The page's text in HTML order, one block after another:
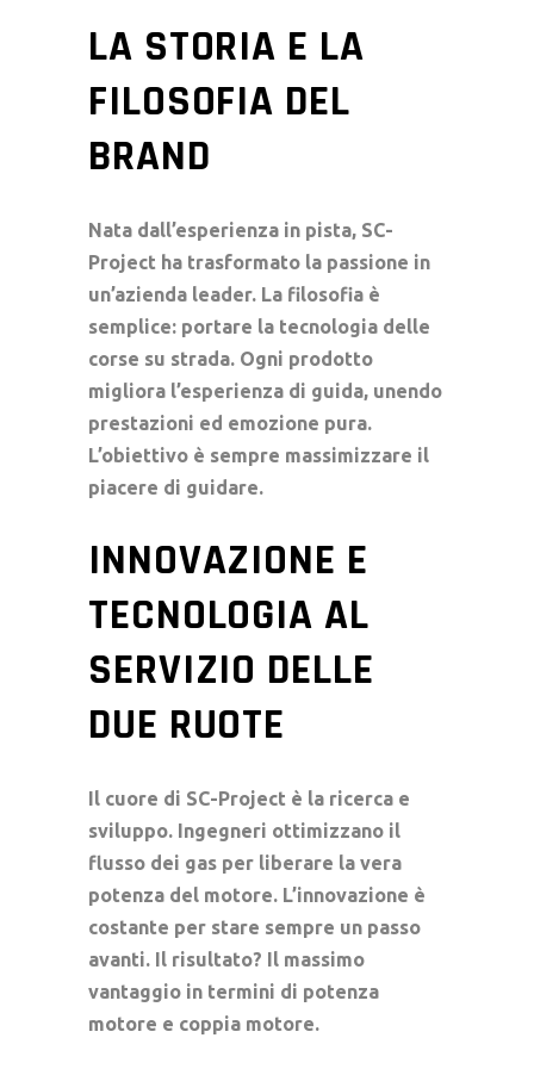
LA STORIA E LA
FILOSOFIA DEL
BRAND
Nata dall’esperienza in pista, SC-
Project ha trasformato la passione in
un’azienda leader. La filosofia è
semplice: portare la tecnologia delle
corse su strada. Ogni prodotto
migliora l’esperienza di guida, unendo
prestazioni ed emozione pura.
L’obiettivo è sempre massimizzare il
piacere di guidare.
INNOVAZIONE E
TECNOLOGIA AL
SERVIZIO DELLE
DUE RUOTE
Il cuore di SC-Project è la ricerca e
sviluppo. Ingegneri ottimizzano il
flusso dei gas per liberare la vera
potenza del motore. L’innovazione è
costante per stare sempre un passo
avanti. Il risultato? Il massimo
vantaggio in termini di potenza
motore e coppia motore.